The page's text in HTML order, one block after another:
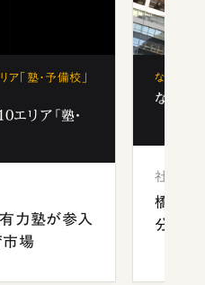
「塾・予備校」
リア「塾・
有力塾が参入
市場
なぜ「フ
なぜ「
社会
橋本愛
分 佐